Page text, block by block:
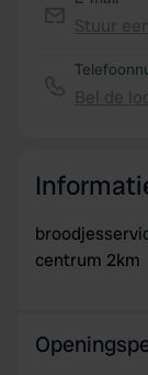
centrum 2km